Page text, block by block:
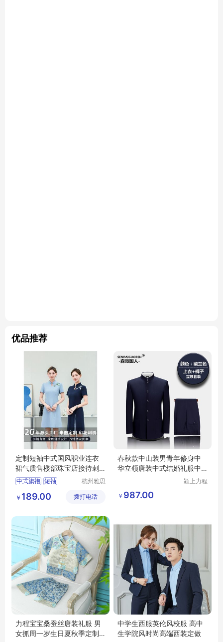
优品推荐
定制短袖中式国风职业连衣
裙气质售楼部珠宝店接待刺
绣旗袍工作服
中式旗袍 短袖
楼部珠宝店
杭州雅思
饰有限公
￥ 189.00 拨打电话
春秋款中山装男青年修身中
华立领唐装中式结婚礼服中
颍上力程
￥ 987.00
力程宝宝桑蚕丝唐装礼服 男
女抓周一岁生日夏秋季定制
中学生西服英伦风校服 高中
生学院风时尚高端西装定做